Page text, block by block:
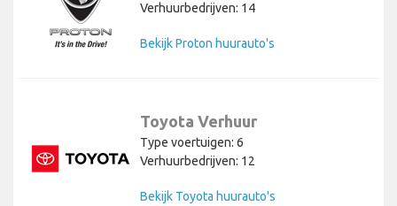
Verhuurbedrijven: 14
Bekijk Proton huurauto's
Toyota Verhuur
Type voertuigen: 6
Verhuurbedrijven: 12
Bekijk Toyota huurauto's